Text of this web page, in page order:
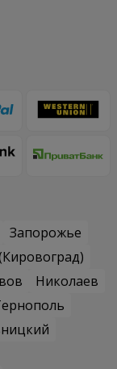
Запорожье
Николаев